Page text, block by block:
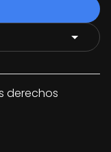
derechos